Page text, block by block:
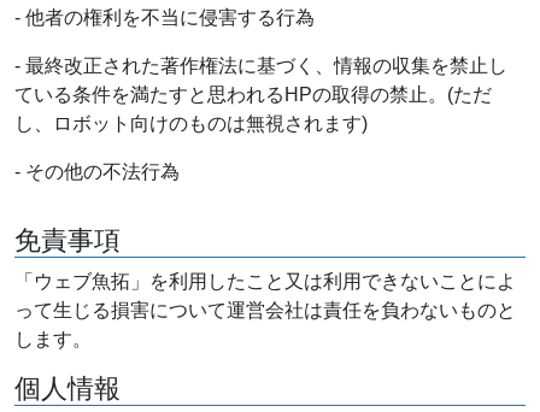
- 他者の権利を不当に侵害する行為
- 最終改正された著作権法に基づく、情報の収集を禁止し
ている条件を満たすと思われるHPの取得の禁止。(ただ
し、ロボット向けのものは無視されます)
- その他の不法行為
免責事項
「ウェブ魚拓」を利用したこと又は利用できないことによ
って生じる損害について運営会社は責任を負わないものと
します。
個人情報